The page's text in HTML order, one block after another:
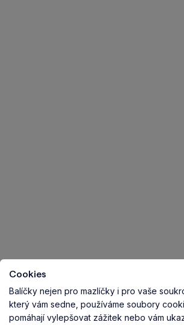
Cookies
Balíčky nejen pro mazlíčky i pro vaše
který vám sedne, používáme soubory
pomáhají vylepšovat zážitek nebo vám